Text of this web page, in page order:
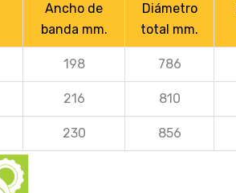
Ancho de
banda mm.
Diámetro
total mm.
198 786
216 810
230 856